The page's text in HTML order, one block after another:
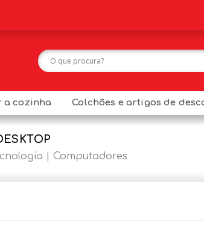
a cozinha Colchões e artigos de
Computadores